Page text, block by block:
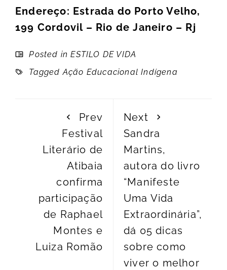
Endereço: Estrada do Porto Velho,
199 Cordovil – Rio de Janeiro – Rj
Posted inESTILO DE VIDA
TaggedAção Educacional Indígena
Prev
Festival
Literário de
Atibaia
confirma
participação
de Raphael
Montes e
Luiza Romão
Next
Sandra
Martins,
autora do livro
“Manifeste
Uma Vida
Extraordinária”,
dá 05 dicas
sobre como
viver o melhor